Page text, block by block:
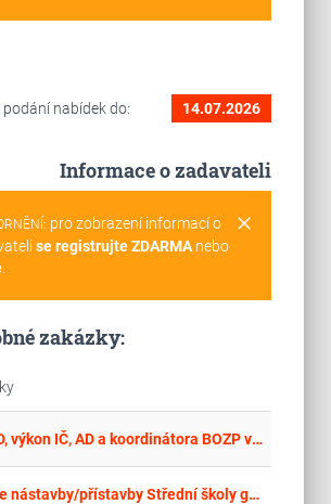
nabídek do: 14.07.2026
Informace o zadavateli
clear
pro zobrazení informací o
se registrujte ZDARMAnebo
.
zakázky:
Zhotovení PD, výkon IČ, AD a koordinátora BOZP v přípravě stavby „Rekonstrukce nevyužitých budov obchodní akademie pro ZUŠ Orlová
Rekonstrukce nástavby/přístavby Střední školy grafické Brno – projektová dokumentace